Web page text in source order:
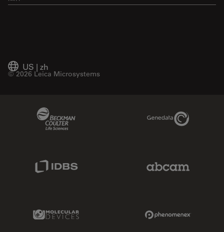
US | zh
© 2026 Leica Microsystems
Genedata Link
Molecular Devices Link